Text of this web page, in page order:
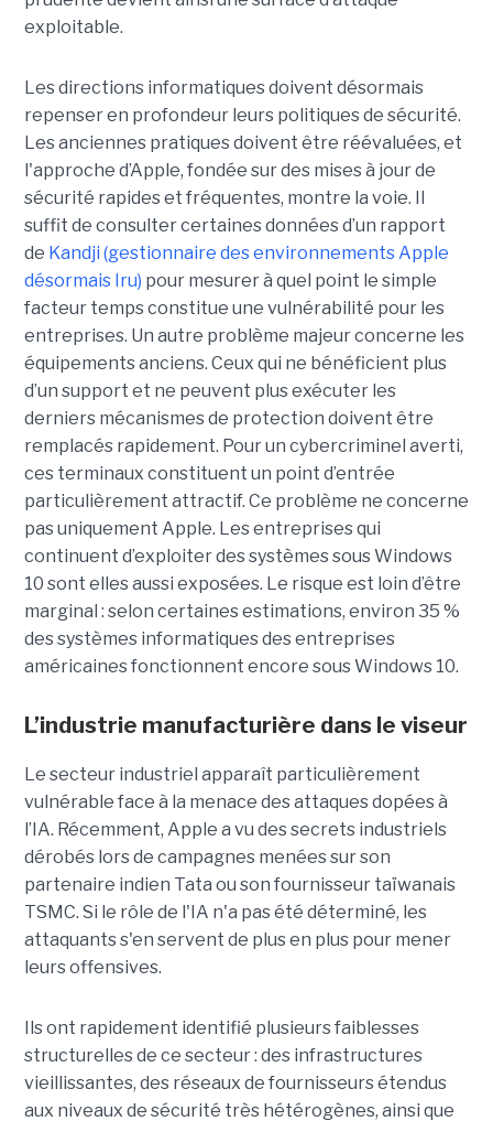
exploitable.
Les directions informatiques doivent désormais
repenser en profondeur leurs politiques de sécurité.
Les anciennes pratiques doivent être réévaluées, et
l'approche d’Apple, fondée sur des mises à jour de
sécurité rapides et fréquentes, montre la voie. Il
suffit de consulter certaines données d’un rapport
de Kandji (gestionnaire des environnements Apple
désormais Iru) pour mesurer à quel point le simple
facteur temps constitue une vulnérabilité pour les
entreprises. Un autre problème majeur concerne les
équipements anciens. Ceux qui ne bénéficient plus
d’un support et ne peuvent plus exécuter les
derniers mécanismes de protection doivent être
remplacés rapidement. Pour un cybercriminel averti,
ces terminaux constituent un point d’entrée
particulièrement attractif. Ce problème ne concerne
pas uniquement Apple. Les entreprises qui
continuent d’exploiter des systèmes sous Windows
10 sont elles aussi exposées. Le risque est loin d’être
marginal : selon certaines estimations, environ 35 %
des systèmes informatiques des entreprises
américaines fonctionnent encore sous Windows 10.
L’industrie manufacturière dans le viseur
Le secteur industriel apparaît particulièrement
vulnérable face à la menace des attaques dopées à
l’IA. Récemment, Apple a vu des secrets industriels
dérobés lors de campagnes menées sur son
partenaire indien Tata ou son fournisseur taïwanais
TSMC. Si le rôle de l'IA n'a pas été déterminé, les
attaquants s'en servent de plus en plus pour mener
leurs offensives.
Ils ont rapidement identifié plusieurs faiblesses
structurelles de ce secteur : des infrastructures
vieillissantes, des réseaux de fournisseurs étendus
aux niveaux de sécurité très hétérogènes, ainsi que